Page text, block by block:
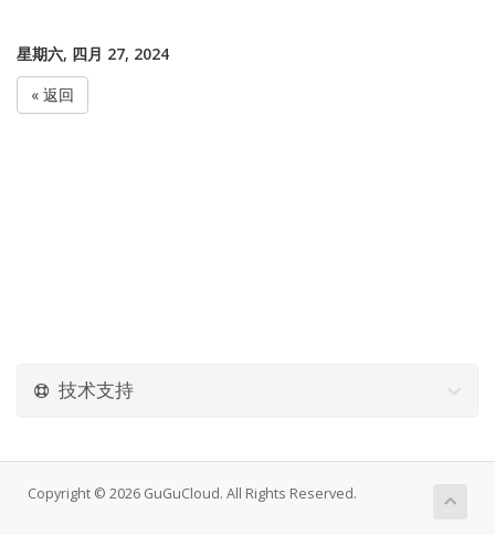
星期六, 四月 27, 2024
« 返回
技术支持
Copyright © 2026 GuGuCloud. All Rights Reserved.